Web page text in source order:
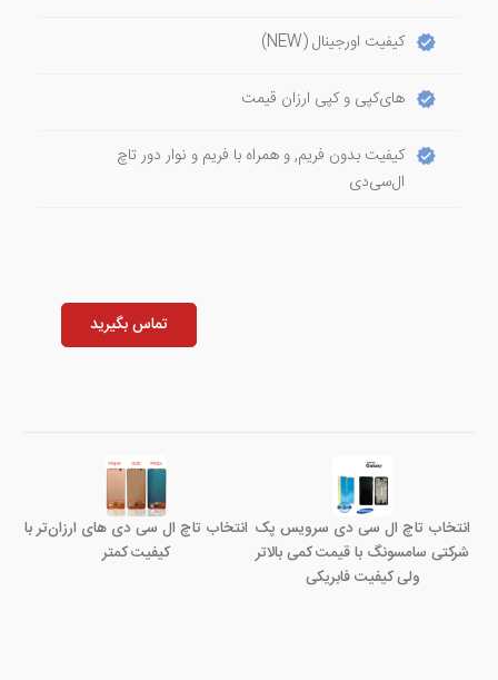
کیفیت اورجینال (NEW)
های‌کپی و کپی ارزان قیمت
کیفیت بدون فریم, و همراه با فریم و نوار دور تاچ
ال‌سی‌دی
تماس بگیرید
انتخاب تاچ ال سی دی سرویس پک
شرکتی سامسونگ با قیمت کمی بالاتر
ولی کیفیت فابریکی
انتخاب تاچ ال سی دی های ارزان‌تر با
کیفیت کمتر